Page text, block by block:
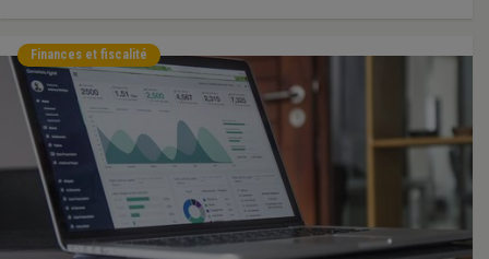
Finances et fiscalité